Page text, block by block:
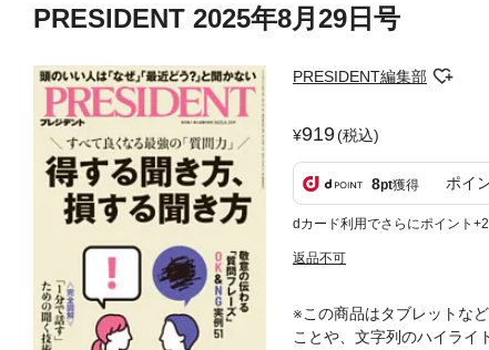
PRESIDENT 2025年8月29日号
PRESIDENT編集部
919(税込)
8pt獲得 ポイ
dカード利用でさらにポイント
返品不可
※この商品はタブレットな
ことや、文字列のハイライ